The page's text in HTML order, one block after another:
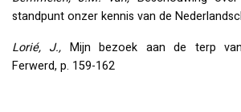
standpunt onzer kennis van de
Lorié, J., Mijn bezoek aan de terp
Ferwerd, p. 159-162